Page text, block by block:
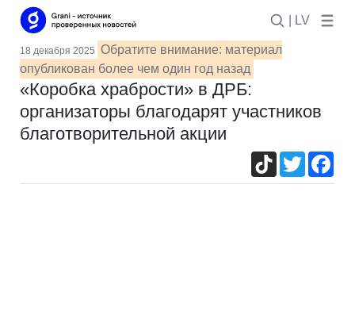
| LV
18 декабря 2025 Обратите внимание: материал
опубликован более чем один год назад
«Коробка храбрости» в ДРБ:
организаторы благодарят участников
благотворительной акции
TikTokTwitter